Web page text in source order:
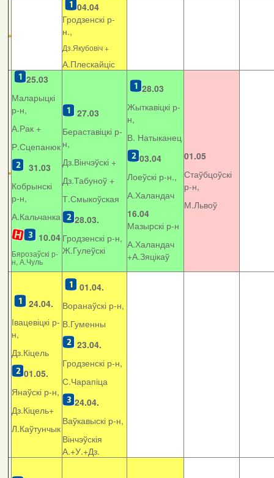
04.04
Гродзенскі р-
н.,
Дз.Якубовіч +
А.Плескайціс
25.03
Маларыцкі
р-н,
А.Рак +
Р.Сцепанюк
31.03
Кобрынскі
р-н,
А.Кальчанка
10.04
Бярозаўскі р-
н, А.Чуль
27.03
Бераставіцкі р-
н,
Дз.Вінчэўскі +
Дз.Табуноў +
Т.Смыкоўская
28.03.
Гродзенскі р-н,
Ж.Гулеўскі
28.03
Жыткавіцкі р-
н,
В. Натыканец
03.04
Лоеўскі р-н.,
А.Халандач
16.04
Мазырскі р-н
А.Халандач
+А.Зяцікаў
01.05
Стаўбцоўскі
р-н,
М.Львоў
24.04.
Івацевіцкі р-
н,
Дз.Кіцель
01.05.
Янаўскі р-н,
Дз.Кіцель+
Л.Каўтунчык
01.04.
Воранаўскі р-н,
В.Гуменны
23.04.
Гродзенскі р-н,
С.Чарапіца
24.04.
Ваўкавыскі р-н,
Вінчэўскія
А.+У.+Дз.